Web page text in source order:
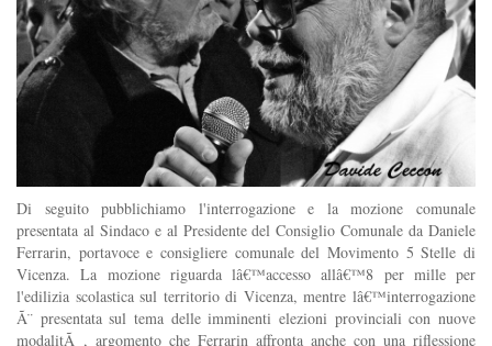
Di seguito pubblichiamo l'interrogazione e la mozione comunale
presentata al Sindaco e al Presidente del Consiglio Comunale da Daniele
Ferrarin, portavoce e consigliere comunale del Movimento 5 Stelle di
Vicenza. La mozione riguarda lâ€™accesso allâ€™8 per mille per
l'edilizia scolastica sul territorio di Vicenza, mentre lâ€™interrogazione
Ã¨ presentata sul tema delle imminenti elezioni provinciali con nuove
modalitÃ , argomento che Ferrarin affronta anche con una riflessione